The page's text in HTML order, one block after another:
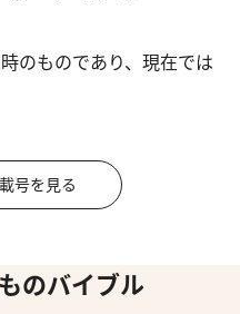
のものであり、現在では
号を見る
のバイブル